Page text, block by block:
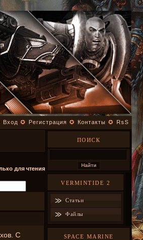
Вход ✪ Регистрация ✪ Контакты ✪ RsS
для чтения
С
ПОИСК
VERMINTIDE 2
Статьи
Файлы
SPACE MARINE